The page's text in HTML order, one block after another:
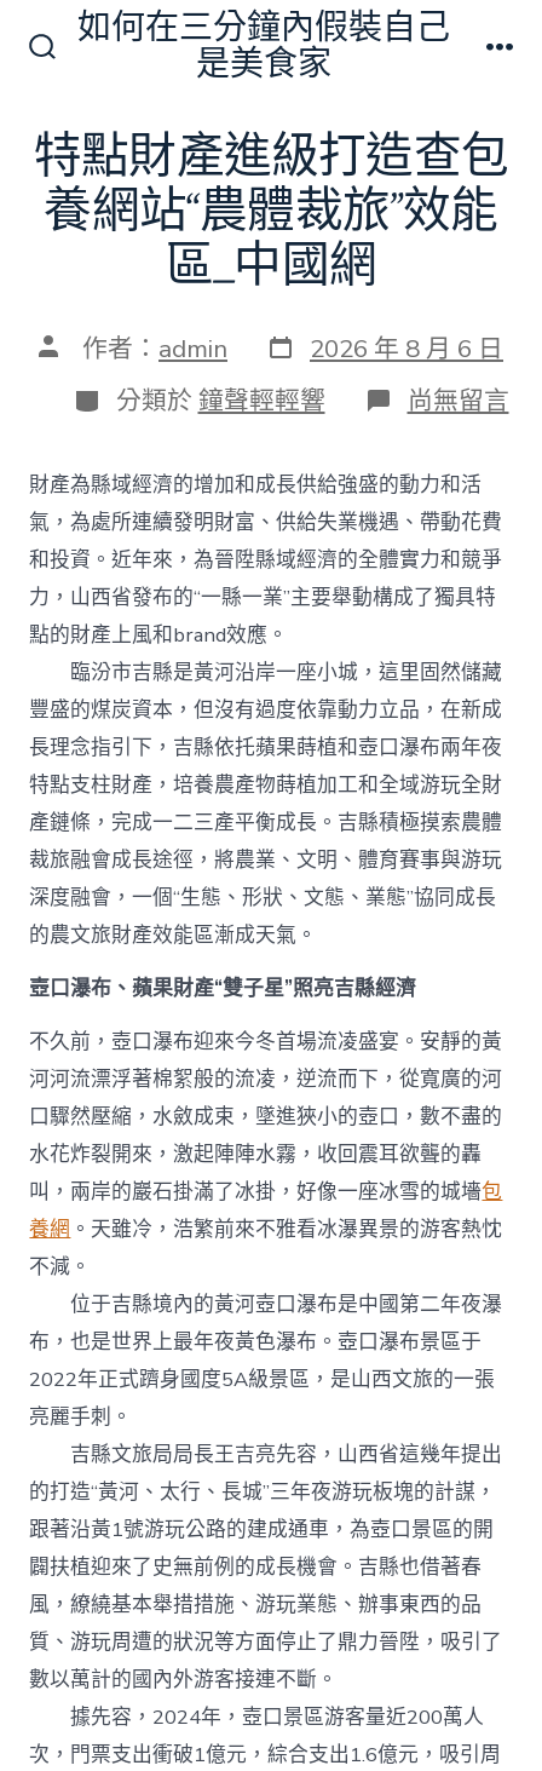
切
換
開
關
如何在三分鐘內假裝自己
是美食家
特點財產進級打造查包
養網站“農體裁旅”效能
區_中國網
文 作者： admin 發
表
日
期
2026 年 8 月 6 日
分
類
分類於 鐘聲輕輕響 在
〈特
財
產
進
級
打
造
查
養
網
站
“農
體
裁
旅”
效
能
區
_
網〉
中
尚無留言
財產為縣域經濟的增加和成長供給強盛的動力和活
氣，為處所連續發明財富、供給失業機遇、帶動花費
和投資。近年來，為晉陞縣域經濟的全體實力和競爭
力，山西省發布的“一縣一業”主要舉動構成了獨具特
點的財產上風和brand效應。
臨汾市吉縣是黃河沿岸一座小城，這里固然儲藏
豐盛的煤炭資本，但沒有過度依靠動力立品，在新成
長理念指引下，吉縣依托蘋果蒔植和壺口瀑布兩年夜
特點支柱財產，培養農產物蒔植加工和全域游玩全財
產鏈條，完成一二三產平衡成長。吉縣積極摸索農體
裁旅融會成長途徑，將農業、文明、體育賽事與游玩
深度融會，一個“生態、形狀、文態、業態”協同成長
的農文旅財產效能區漸成天氣。
壺口瀑布、蘋果財產“雙子星”照亮吉縣經濟
不久前，壺口瀑布迎來今冬首場流凌盛宴。安靜的黃
河河流漂浮著棉絮般的流凌，逆流而下，從寬廣的河
口驟然壓縮，水斂成束，墜進狹小的壺口，數不盡的
水花炸裂開來，激起陣陣水霧，收回震耳欲聾的轟
叫，兩岸的巖石掛滿了冰掛，好像一座冰雪的城墻包
養網 。天雖冷，浩繁前來不雅看冰瀑異景的游客熱忱
不減。
位于吉縣境內的黃河壺口瀑布是中國第二年夜瀑
布，也是世界上最年夜黃色瀑布。壺口瀑布景區于
2022年正式躋身國度5A級景區，是山西文旅的一張
亮麗手刺。
吉縣文旅局局長王吉亮先容，山西省這幾年提出
的打造“黃河、太行、長城”三年夜游玩板塊的計謀，
跟著沿黃1號游玩公路的建成通車，為壺口景區的開
闢扶植迎來了史無前例的成長機會。吉縣也借著春
風，繚繞基本舉措措施、游玩業態、辦事東西的品
質、游玩周遭的狀況等方面停止了鼎力晉陞，吸引了
數以萬計的國內外游客接連不斷。
據先容，2024年，壺口景區游客量近200萬人
次，門票支出衝破1億元，綜合支出1.6億元，吸引周